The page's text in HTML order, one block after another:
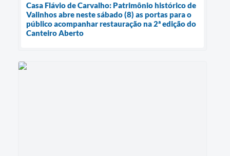
Casa Flávio de Carvalho: Patrimônio histórico de
Valinhos abre neste sábado (8) as portas para o
público acompanhar restauração na 2ª edição do
Canteiro Aberto